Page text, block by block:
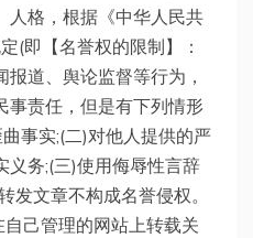
人格，根据《中华人民共
(即【名誉权的限制】：
道、舆论监督等行为，
事责任，但是有下列情形
事实;(二)对他人提供的严
义务;(三)使用侮辱性言辞
发文章不构成名誉侵权。
己管理的网站上转载关